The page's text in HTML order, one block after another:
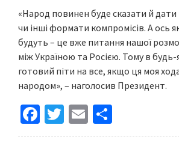
«Народ повинен буде сказати й дати
чи інші формати компромісів. А ось
будуть – це вже питання нашої
між Україною та Росією. Тому в будь-
готовий піти на все, якщо ця моя
народом», – наголосив Президент.
Fa
ce
T
wi
E
m h